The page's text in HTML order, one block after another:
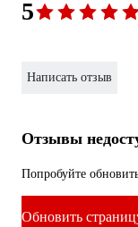
5
Написать отзыв
Отзывы
Попробуйте
Обновить